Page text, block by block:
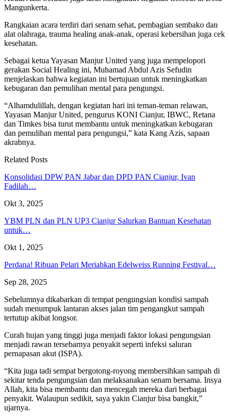
Mangunkerta.
Rangkaian acara terdiri dari senam sehat, pembagian sembako dan
alat olahraga, trauma healing anak-anak, operasi kebersihan juga cek
kesehatan.
Sebagai ketua Yayasan Manjur United yang juga mempelopori
gerakan Social Healing ini, Muhamad Abdul Azis Sefudin
menjelaskan bahwa kegiatan ini bertujuan untuk meningkatkan
kebugaran dan pemulihan mental para pengungsi.
“Alhamdulillah, dengan kegiatan hari ini teman-teman relawan,
Yayasan Manjur United, pengurus KONI Cianjur, IBWC, Retana
dan Timkes bisa turut membantu untuk meningkatkan kebugaran
dan pemulihan mental para pengungsi,” kata Kang Azis, sapaan
akrabnya.
Related Posts
Konsolidasi DPW PAN Jabar dan DPD PAN Cianjur, Ivan
Fadilah…
Okt 3, 2025
YBM PLN dan PLN UP3 Cianjur Salurkan Bantuan Kesehatan
untuk…
Okt 1, 2025
Perdana! Ribuan Pelari Meriahkan Edelweiss Running Festival…
Sep 28, 2025
Sebelumnya dikabarkan di tempat pengungsian kondisi sampah
sudah menumpuk lantaran akses jalan tim pengangkut sampah
tertutup akibat longsor.
Curah hujan yang tinggi juga menjadi faktor lokasi pengungsian
menjadi rawan tersebarnya penyakit seperti infeksi saluran
pernapasan akut (ISPA).
“Kita juga tadi sempat bergotong-royong membersihkan sampah di
sekitar tenda pengungsian dan melaksanakan senam bersama. Insya
Allah, kita bisa membantu dan mencegah mereka dari berbagai
penyakit. Walaupun sedikit, saya yakin Cianjur bisa bangkit,”
ujarnya.